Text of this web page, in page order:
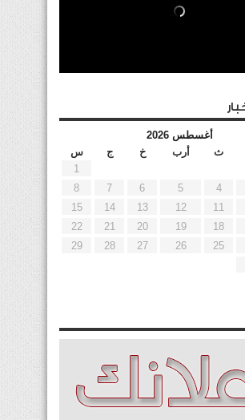
أغسطس 2026
ث أرب خ ج
س
1
4
5
6
7
8
11
12
13
14
15
18
19
20
21
22
25
26
27
28
29